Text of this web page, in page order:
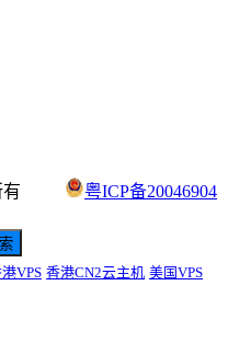
有
粤ICP备20046904
VPS 香港CN2云主机 美国VPS